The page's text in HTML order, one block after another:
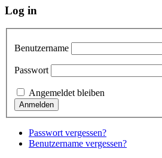
Log in
Benutzername
Passwort
Angemeldet bleiben
Passwort vergessen?
Benutzername vergessen?